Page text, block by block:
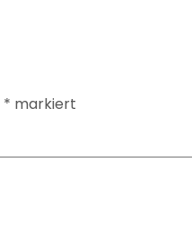
* markiert